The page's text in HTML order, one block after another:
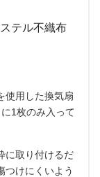
テル不織布
使用した換気扇
1枚のみ入って
に取り付けるだ
つけにくいよう